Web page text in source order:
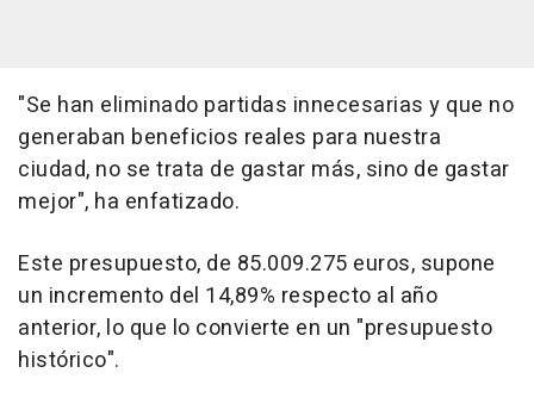
"Se han eliminado partidas innecesarias y que no
generaban beneficios reales para nuestra
ciudad, no se trata de gastar más, sino de gastar
mejor", ha enfatizado.
Este presupuesto, de 85.009.275 euros, supone
un incremento del 14,89% respecto al año
anterior, lo que lo convierte en un "presupuesto
histórico".